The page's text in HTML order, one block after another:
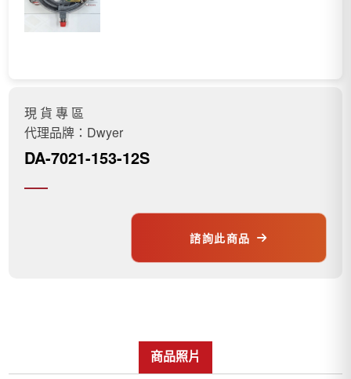
現 貨 專 區
代理品牌：Dwyer
DA-7021-153-12S
諮詢此商品
商品照片